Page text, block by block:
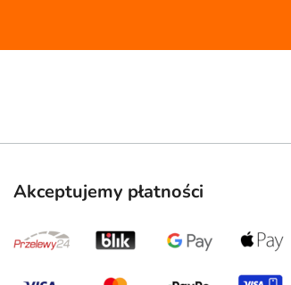
Akceptujemy płatności